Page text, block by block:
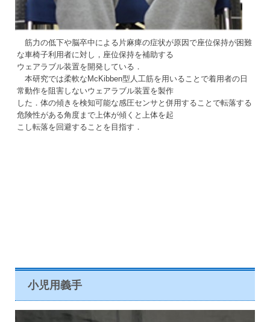
筋力の低下や脳卒中による片麻痺の症状が原因で座位保持が困難
な車椅子利用者に対し，座位保持を補助する
ウェアラブル装置を開発している．
本研究では柔軟なMcKibben型人工筋を用いることで着用者の日
常動作を阻害しないウェアラブル装置を製作
した．体の傾きを検知可能な感圧センサと併用することで転落する
危険性がある角度まで上体が傾くと上体を起
こし転落を回避することを目指す．
小児用義手